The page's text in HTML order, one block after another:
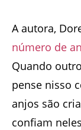
A autora,
número de
Quando
pense nisso
anjos são
confiam